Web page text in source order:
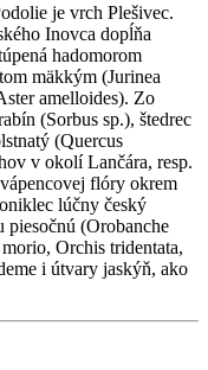
je vrch Plešivec.
Inovca dopĺňa
hadomorom
mäkkým (Jurinea
amelloides). Zo
(Sorbus sp.), štedrec
(Quercus
v okolí Lančára, resp.
flóry okrem
lúčny český
piesočnú (Orobanche
Orchis tridentata,
i útvary jaskýň, ako